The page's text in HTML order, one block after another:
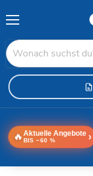
🔥 Aktuelle Angebote
BIS −60 % ›